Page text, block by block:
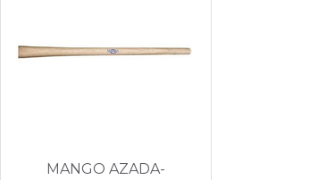
MANGO AZADA-